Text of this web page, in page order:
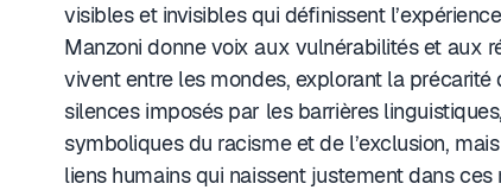
visibles et invisibles qui définissent
Manzoni donne voix aux vulnérabilités et aux
vivent entre les mondes, explorant la précarité
silences imposés par les barrières
symboliques du racisme et de l’exclusion,
liens humains qui naissent justement dans ces